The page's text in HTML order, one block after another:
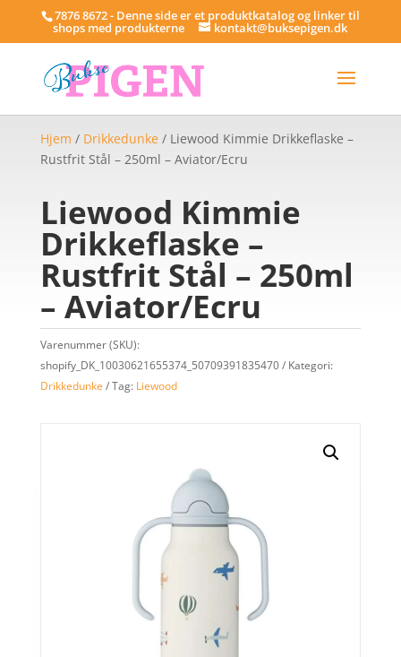
7876 8672 - Denne side er et produktkatalog og linker til
shops med produkterne kontakt@buksepigen.dk
Hjem / Drikkedunke/ Liewood Kimmie Drikkeflaske –
Rustfrit Stål – 250ml – Aviator/Ecru
Liewood Kimmie
Drikkeflaske –
Rustfrit Stål – 250ml
– Aviator/Ecru
Varenummer (SKU):
shopify_DK_10030621655374_50709391835470
Kategori:
Drikkedunke
Tag: Liewood